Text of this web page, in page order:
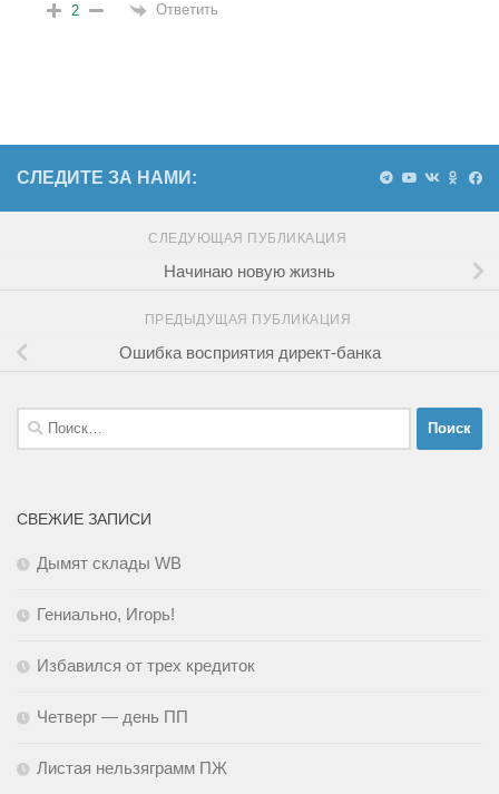
2 Ответить
СЛЕДИТЕ ЗА НАМИ:
СЛЕДУЮЩАЯ ПУБЛИКАЦИЯ
Начинаю новую жизнь
ПРЕДЫДУЩАЯ ПУБЛИКАЦИЯ
Ошибка восприятия директ-банка
Найти:
СВЕЖИЕ ЗАПИСИ
Дымят склады WB
Гениально, Игорь!
Избавился от трех кредиток
Четверг — день ПП
Листая нельзяграмм ПЖ